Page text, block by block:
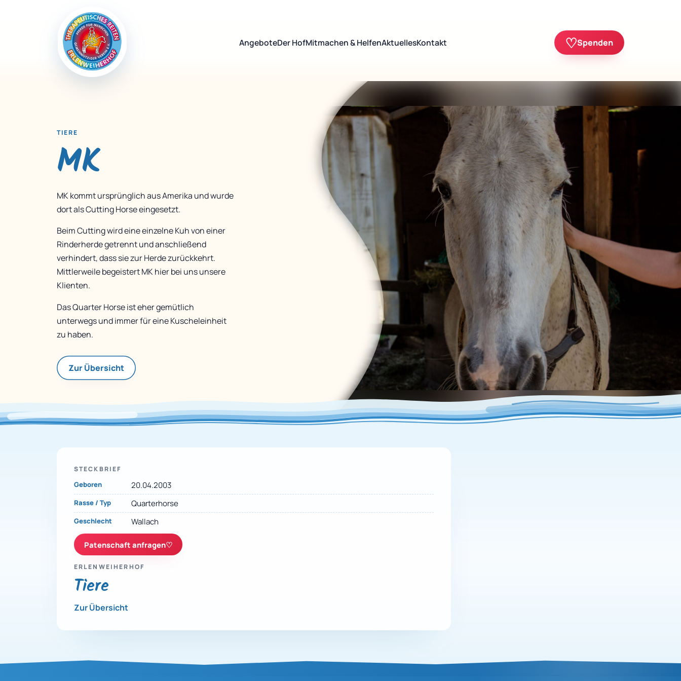
AngeboteDer HofMitmachen & HelfenAktuellesKontakt ♡Spenden
TIERE
MK
MK kommt ursprünglich aus Amerika und wurde
dort als Cutting Horse eingesetzt.
Beim Cutting wird eine einzelne Kuh von einer
Rinderherde getrennt und anschließend
verhindert, dass sie zur Herde zurückkehrt.
Mittlerweile begeistert MK hier bei uns unsere
Klienten.
Das Quarter Horse ist eher gemütlich
unterwegs und immer für eine Kuscheleinheit
zu haben.
Zur Übersicht
STECKBRIEF
Geboren 20.04.2003
Rasse / Typ Quarterhorse
Geschlecht Wallach
Patenschaft anfragen♡
ERLENWEIHERHOF
Tiere
Zur Übersicht